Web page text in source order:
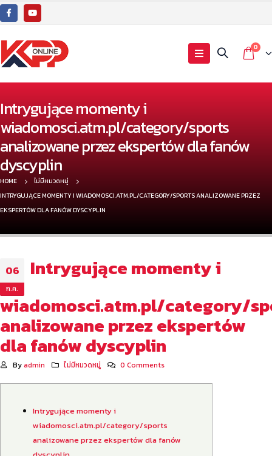
0
Intrygujące momenty i
wiadomosci.atm.pl/category/sports
analizowane przez ekspertów dla fanów
dyscyplin
HOME
ไม่มีหมวดหมู่
INTRYGUJĄCE MOMENTY I WIADOMOSCI.ATM.PL/CATEGORY/SPORTS ANALIZOWANE PRZEZ
EKSPERTÓW DLA FANÓW DYSCYPLIN
06
ก.ค.
Intrygujące momenty i
wiadomosci.atm.pl/category/
analizowane przez ekspertów
dla fanów dyscyplin
Byadmin ไม่มีหมวดหมู่ 0 Comments
Intrygujące momenty i
wiadomosci.atm.pl/category/sports
analizowane przez ekspertów dla fanów